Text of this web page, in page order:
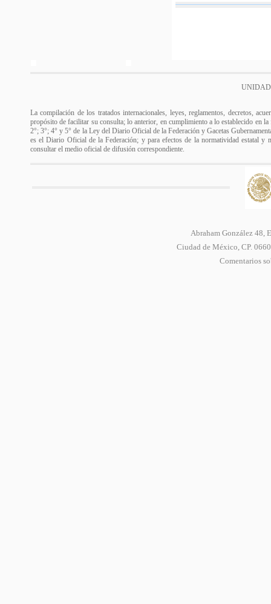
UNIDAD
La compilación de los tratados internacionales, leyes, reglamentos, decretos,
propósito de facilitar su consulta; lo anterior, en cumplimiento a lo establecido en
2°; 3°; 4° y 5° de la Ley del Diario Oficial de la Federación y Gacetas
es el Diario Oficial de la Federación; y para efectos de la normatividad estatal
consultar el medio oficial de difusión correspondiente.
Abraham González 48,
Ciudad de México, CP.
Comentarios